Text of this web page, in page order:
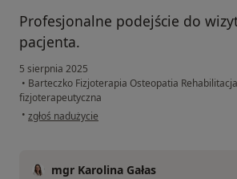
Profesjonalne podejście do
pacjenta.
5 sierpnia 2025
• Barteczko Fizjoterapia Osteopatia Rehabilitacja
fizjoterapeutyczna
• w opinii użytkownika Przemysław
zgłoś nadużycie
mgr Karolina Gałas